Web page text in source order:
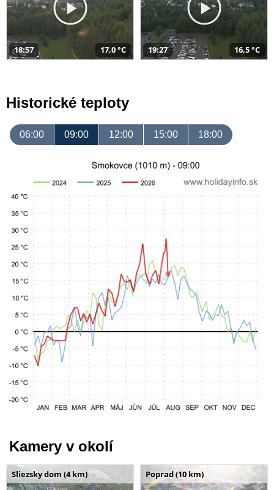
18:57 17,0 °C 19:27 16,5 °C
Historické teploty
06:00 09:00 12:00 15:00 18:00
Kamery v okolí
Sliezsky dom (4 km) Poprad (10 km)